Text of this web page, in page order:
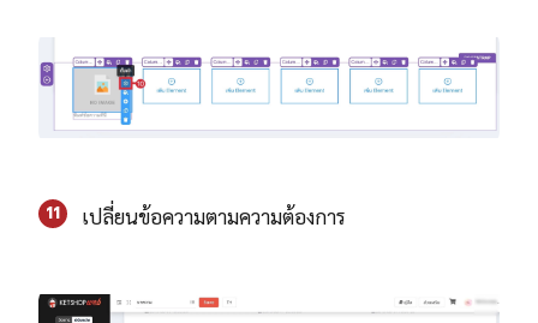
11 เปลี่ยนข้อความตามความต้องการ